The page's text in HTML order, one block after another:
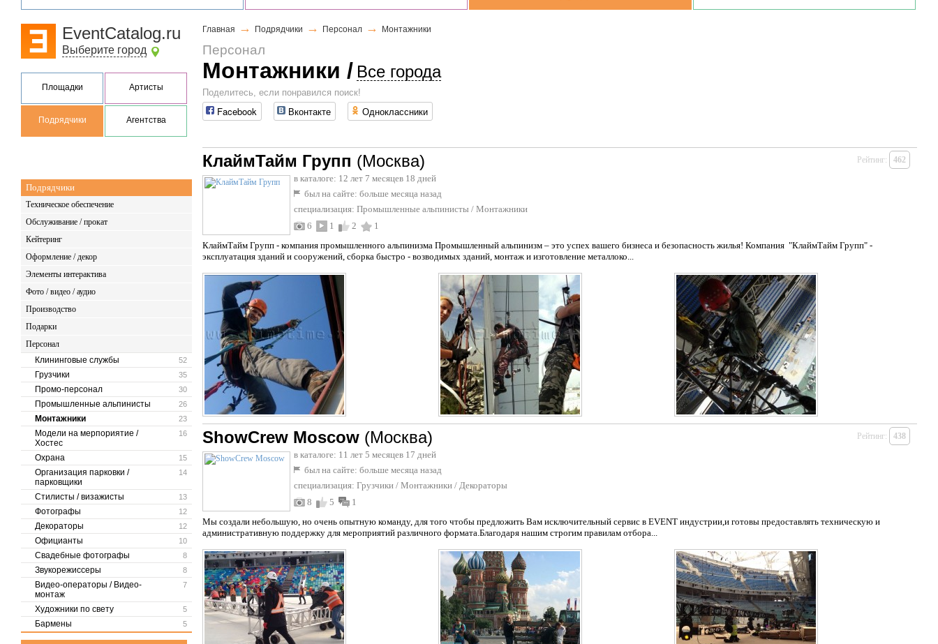
EventCatalog.ru
Выберите город
Площадки Артисты
Подрядчики Агентства
Подрядчики
Техническое обеспечение
Обслуживание / прокат
Кейтеринг
Оформление / декор
Элементы интерактива
Фото / видео / аудио
Производство
Подарки
Персонал
52
Клининговые службы
35
Грузчики
30
Промо-персонал
26
Промышленные альпинисты
23
Монтажники
16
Модели на мерпориятие /
Хостес
15
Охрана
14
Организация парковки /
парковщики
13
Стилисты / визажисты
12
Фотографы
12
Декораторы
10
Официанты
8
Свадебные фотографы
8
Звукорежиссеры
7
Видео-операторы / Видео-
монтаж
5
Художники по свету
5
Бармены
Главная → Подрядчики → Персонал → Монтажники
Персонал
Монтажники / Все города
Поделитесь, если понравился поиск!
Facebook Вконтакте Одноклассники
КлаймТайм Групп (Москва)
в каталоге: 12 лет 7 месяцев 18 дней
был на сайте: больше месяца назад
специализация: Промышленные альпинисты / Монтажники
6
1 2
1
КлаймТайм Групп - компания промышленного альпинизма Промышленный альпинизм – это успех вашего бизнеса и безопасность жилья! Компания "КлаймТайм Групп" -
эксплуатация зданий и сооружений, сборка быстро - возводимых зданий, монтаж и изготовление металлоко...
Рейтинг: 462
ShowCrew Moscow (Москва)
в каталоге: 11 лет 5 месяцев 17 дней
был на сайте: больше месяца назад
специализация: Грузчики / Монтажники / Декораторы
8
5
1
Мы создали небольшую, но очень опытную команду, для того чтобы предложить Вам исключительный сервис в EVENT индустрии,и готовы предоставлять техническую и
административную поддержку для мероприятий различного формата.Благодаря нашим строгим правилам отбора...
Рейтинг: 438